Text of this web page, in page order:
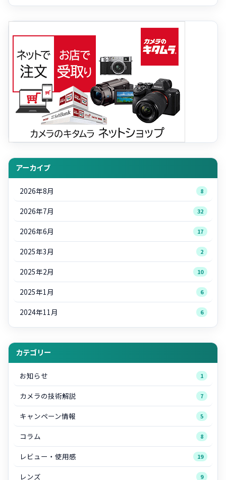
アーカイブ
2026年8月 8
2026年7月 32
2026年6月 17
2025年3月 2
2025年2月 10
2025年1月 6
2024年11月 6
カテゴリー
お知らせ 1
カメラの技術解説 7
キャンペーン情報 5
コラム 8
レビュー・使用感 19
レンズ 9